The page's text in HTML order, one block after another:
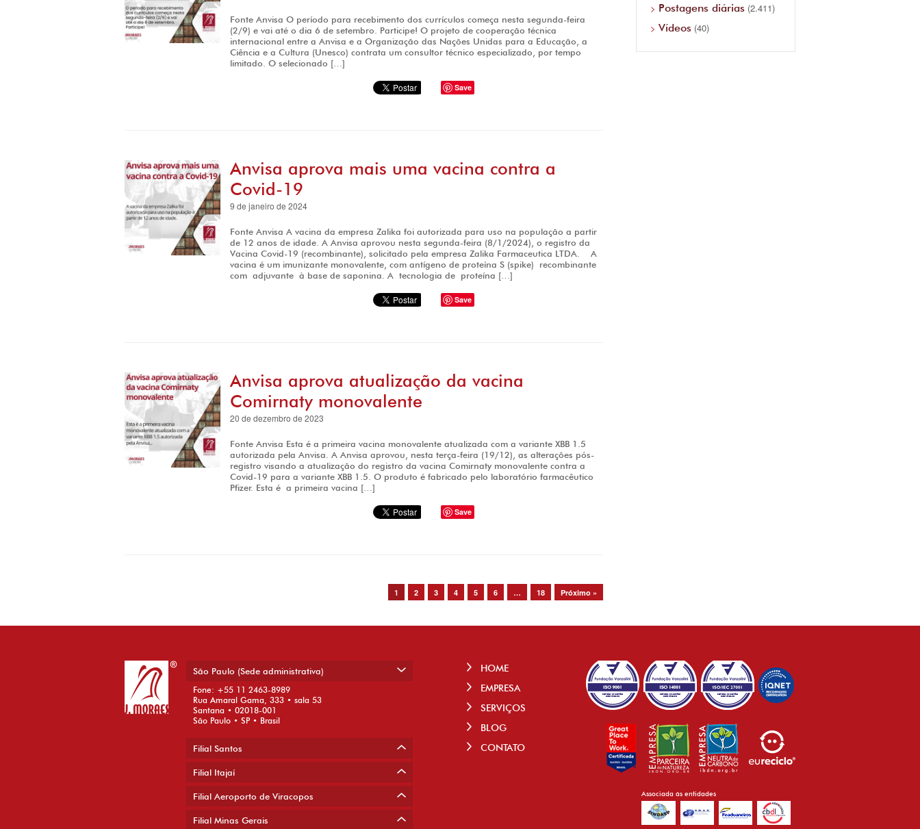
Fonte Anvisa O período para recebimento dos currículos começa nesta segunda-feira
(2/9) e vai até o dia 6 de setembro. Participe! O projeto de cooperação técnica
internacional entre a Anvisa e a Organização das Nações Unidas para a Educação, a
Ciência e a Cultura (Unesco) contrata um consultor técnico especializado, por tempo
limitado. O selecionado […]
Save
Anvisa aprova mais uma vacina contra a
Covid-19
9 de janeiro de 2024
Fonte Anvisa A vacina da empresa Zalika foi autorizada para uso na população a partir
de 12 anos de idade. A Anvisa aprovou nesta segunda-feira (8/1/2024), o registro da
Vacina Covid-19 (recombinante), solicitado pela empresa Zalika Farmaceutica LTDA. A
vacina é um imunizante monovalente, com antígeno de proteína S (spike) recombinante
com adjuvante à base de saponina. A tecnologia de proteína […]
Save
Anvisa aprova atualização da vacina
Comirnaty monovalente
20 de dezembro de 2023
Fonte Anvisa Esta é a primeira vacina monovalente atualizada com a variante XBB 1.5
autorizada pela Anvisa. A Anvisa aprovou, nesta terça-feira (19/12), as alterações pós-
registro visando a atualização do registro da vacina Comirnaty monovalente contra a
Covid-19 para a variante XBB 1.5. O produto é fabricado pelo laboratório farmacêutico
Pfizer. Esta é a primeira vacina […]
Save
1 2 3 4 5 6 … 18 Próximo »
Postagens diárias (2.411)
Vídeos (40)
São Paulo (Sede administrativa)
Fone: +55 11 2463-8989
Rua Amaral Gama, 333 • sala 53
Santana • 02018-001
São Paulo • SP • Brasil
Filial Santos
Filial Itajaí
Filial Aeroporto de Viracopos
Filial Minas Gerais
HOME
EMPRESA
SERVIÇOS
BLOG
CONTATO
Associada às entidades